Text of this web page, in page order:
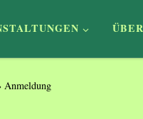
Anmeldung